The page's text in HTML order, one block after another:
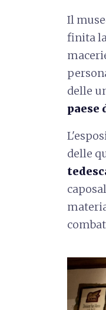
Il
finita
delle
delle